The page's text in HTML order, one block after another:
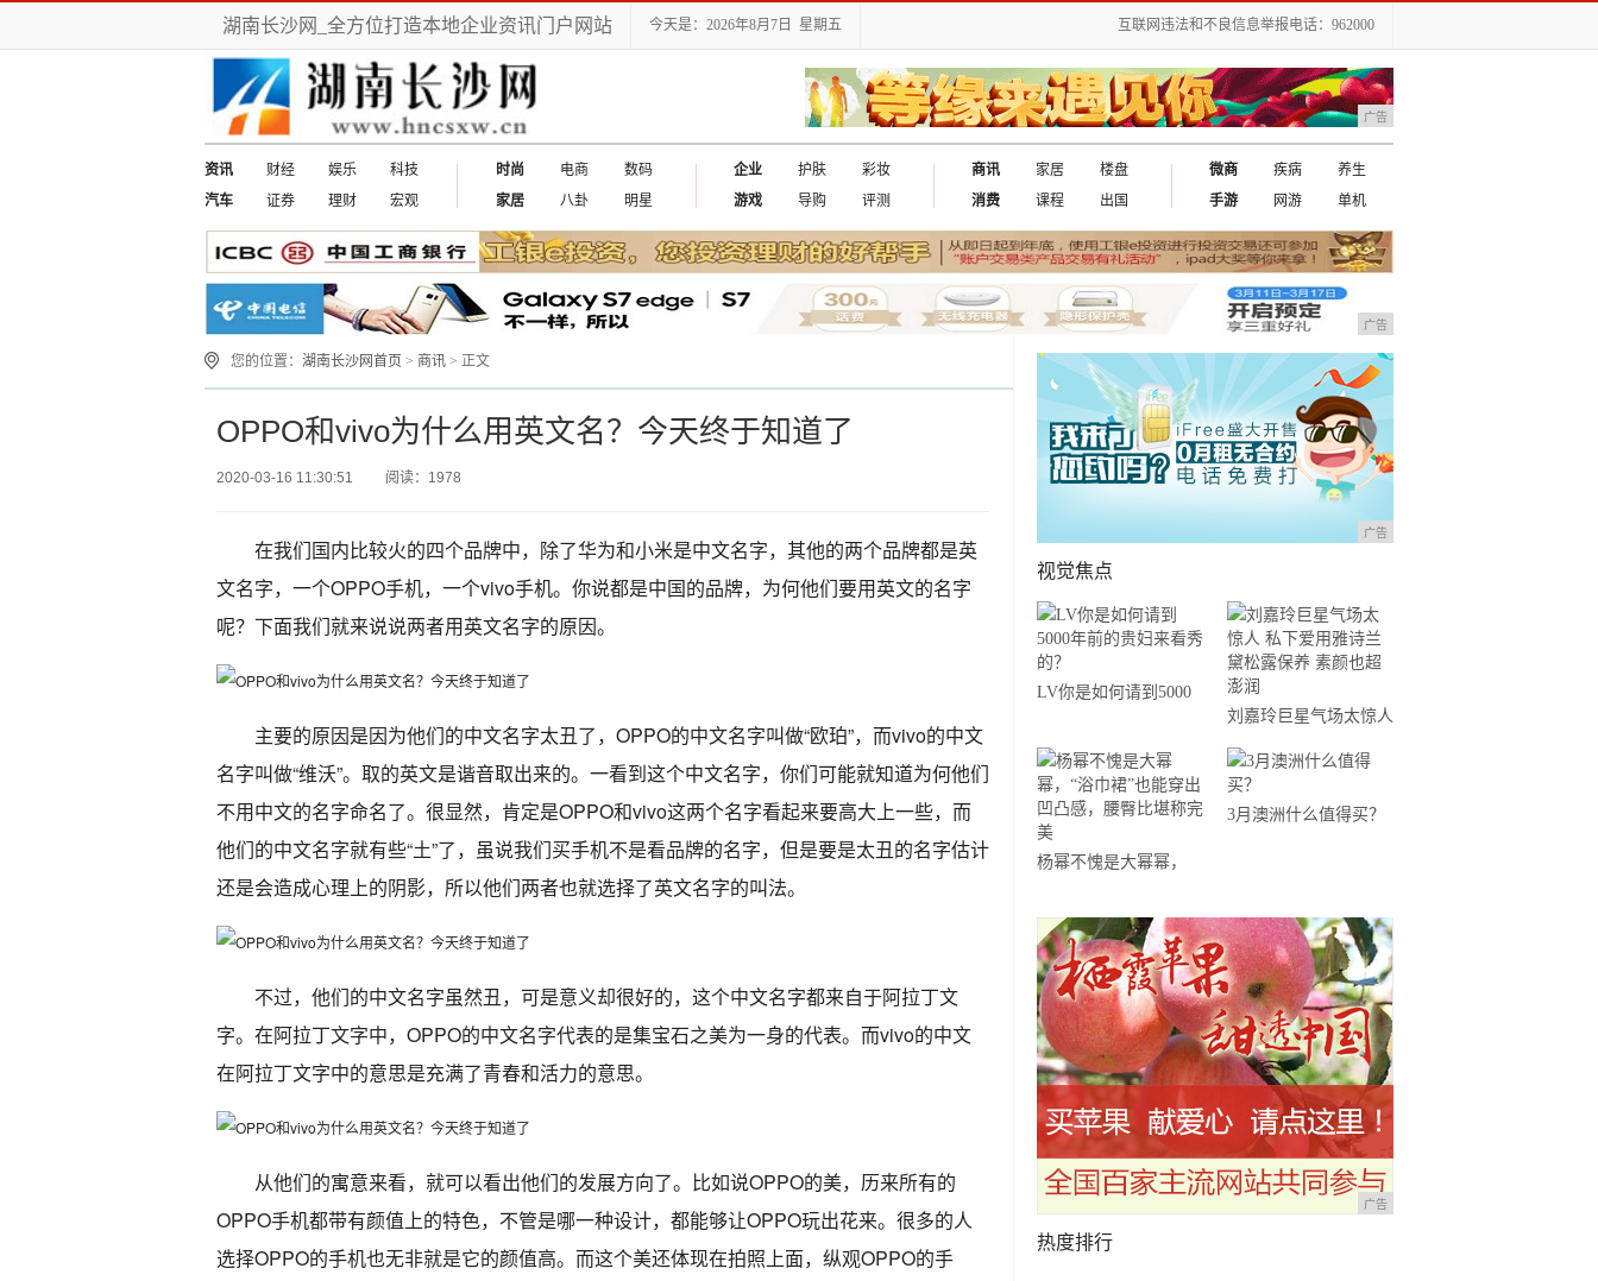
湖南长沙网_全方位打造本地企业资讯门户网站 今天是：2026年8月7日 星期五 互联网违法和不良信息举报电话：962000
广告
资讯 财经 娱乐
科技
汽车
证券 理财 宏观
时尚 电商
数码
家居
八卦 明星
企业 护肤
彩妆
游戏
导购 评测
商讯 家居
楼盘
消费
课程 出国
微商 疾病
养生
手游
网游 单机
广告
您的位置： 湖南长沙网首页 > 商讯 > 正文
OPPO和vivo为什么用英文名？今天终于知道了
2020-03-16 11:30:51 阅读：1978
在我们国内比较火的四个品牌中，除了华为和小米是中文名字，其他的两个品牌都是英
文名字，一个OPPO手机，一个vivo手机。你说都是中国的品牌，为何他们要用英文的名字
呢？下面我们就来说说两者用英文名字的原因。
主要的原因是因为他们的中文名字太丑了，OPPO的中文名字叫做“欧珀”，而vivo的中文
名字叫做“维沃”。取的英文是谐音取出来的。一看到这个中文名字，你们可能就知道为何他们
不用中文的名字命名了。很显然，肯定是OPPO和vivo这两个名字看起来要高大上一些，而
他们的中文名字就有些“土”了，虽说我们买手机不是看品牌的名字，但是要是太丑的名字估计
还是会造成心理上的阴影，所以他们两者也就选择了英文名字的叫法。
不过，他们的中文名字虽然丑，可是意义却很好的，这个中文名字都来自于阿拉丁文
字。在阿拉丁文字中，OPPO的中文名字代表的是集宝石之美为一身的代表。而vivo的中文
在阿拉丁文字中的意思是充满了青春和活力的意思。
从他们的寓意来看，就可以看出他们的发展方向了。比如说OPPO的美，历来所有的
OPPO手机都带有颜值上的特色，不管是哪一种设计，都能够让OPPO玩出花来。很多的人
选择OPPO的手机也无非就是它的颜值高。而这个美还体现在拍照上面，纵观OPPO的手
广告
视觉焦点
LV你是如何请到5000
刘嘉玲巨星气场太惊人
私下爱用雅诗兰黛松露
保养 素颜也超澎润
杨幂不愧是大幂幂，
感，腰臀比堪称完美
3月澳洲什么值得买？
广告
热度排行